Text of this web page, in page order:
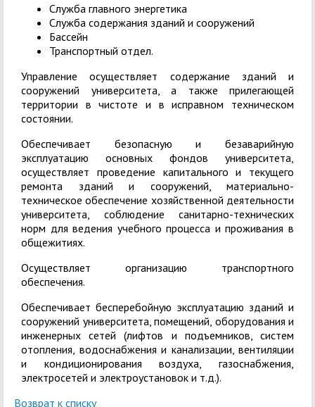
Служба главного энергетика
Служба содержания зданий и сооружений
Бассейн
Транспортный отдел.
Управление осуществляет содержание зданий и
сооружений университета, а также прилегающей
территории в чистоте и в исправном техническом
состоянии.
Обеспечивает безопасную и безаварийную
эксплуатацию основных фондов университета,
осуществляет проведение капитального и текущего
ремонта зданий и сооружений, материально-
техническое обеспечение хозяйственной деятельности
университета, соблюдение санитарно-технических
норм для ведения учебного процесса и проживания в
общежитиях.
Осуществляет организацию транспортного
обеспечения.
Обеспечивает бесперебойную эксплуатацию зданий и
сооружений университета, помещений, оборудования и
инженерных сетей (лифтов и подъемников, систем
отопления, водоснабжения и канализации, вентиляции
и кондиционирования воздуха, газоснабжения,
электросетей и электроустановок и т.д.).
Возврат к списку